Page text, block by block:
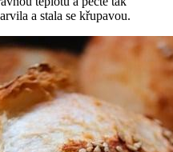
a stala se⁢ křupavou.